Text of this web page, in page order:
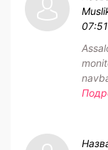
07:51